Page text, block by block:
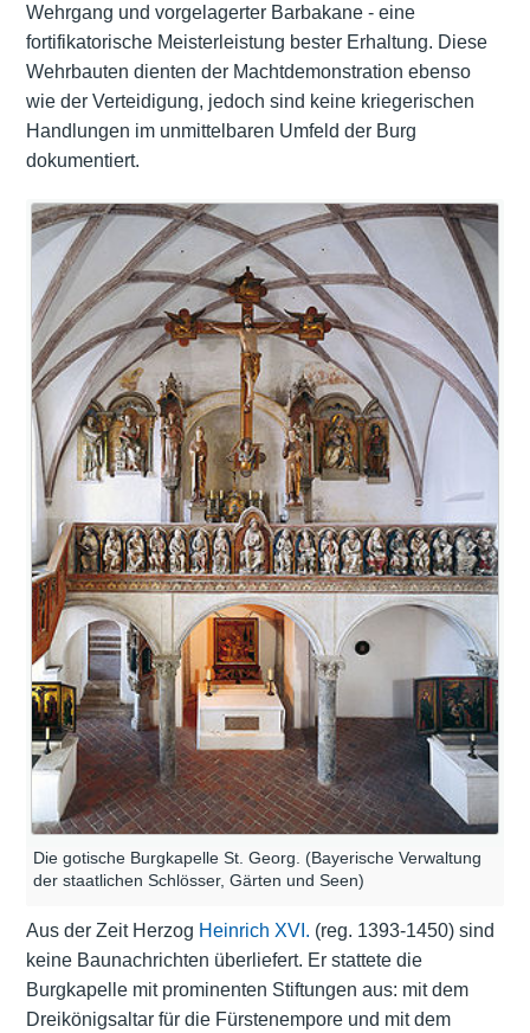
Wehrgang und vorgelagerter Barbakane - eine
fortifikatorische Meisterleistung bester Erhaltung. Diese
Wehrbauten dienten der Machtdemonstration ebenso
wie der Verteidigung, jedoch sind keine kriegerischen
Handlungen im unmittelbaren Umfeld der Burg
dokumentiert.
Die gotische Burgkapelle St. Georg. (Bayerische Verwaltung
der staatlichen Schlösser, Gärten und Seen)
Aus der Zeit Herzog Heinrich XVI. (reg. 1393-1450) sind
keine Baunachrichten überliefert. Er stattete die
Burgkapelle mit prominenten Stiftungen aus: mit dem
Dreikönigsaltar für die Fürstenempore und mit dem